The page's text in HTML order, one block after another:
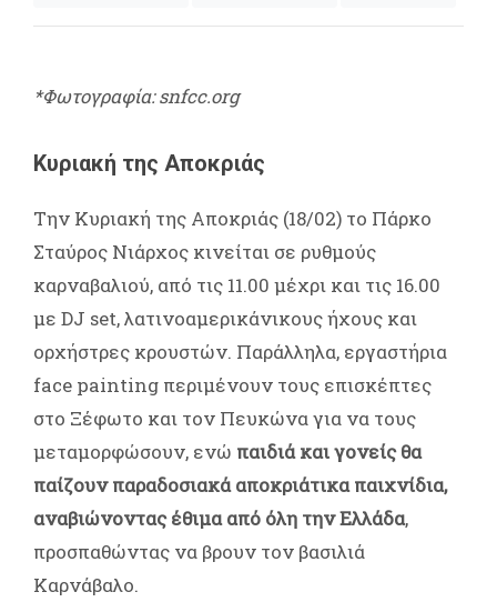
*Φωτογραφία: snfcc.org
Κυριακή της Αποκριάς
Την Κυριακή της Αποκριάς (18/02) το Πάρκο
Σταύρος Νιάρχος κινείται σε ρυθμούς
καρναβαλιού, από τις 11.00 μέχρι και τις 16.00
με DJ set, λατινοαμερικάνικους ήχους και
ορχήστρες κρουστών. Παράλληλα, εργαστήρια
face painting περιμένουν τους επισκέπτες
στο Ξέφωτο και τον Πευκώνα για να τους
μεταμορφώσουν, ενώ παιδιά και γονείς θα
παίζουν παραδοσιακά αποκριάτικα παιχνίδια,
αναβιώνοντας έθιμα από όλη την Ελλάδα,
προσπαθώντας να βρουν τον βασιλιά
Καρνάβαλο.